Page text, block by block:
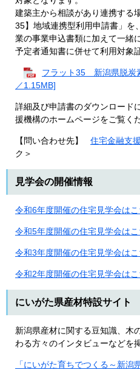
建築主から相談があり連携する
35】地域連携型利用申請書」を
業の事業申込書類に加えて一緒
予定者通知書に併せて利用対象
フラット35 新潟県脱炭
／1.15MB]
詳細及び申請書のダウンロード
援機構のホームページをご覧く
【問い合わせ先】 住宅金融支
ク＞
見学会の開催情報
令和6年度開催の住宅見学会はこ
令和5年度開催の住宅見学会はこ
令和3年度開催の住宅見学会はこ
令和2年度開催の住宅見学会はこ
にいがた県産材特設サイト
新潟県産材に関する豆知識、木
わる方々のインタビューなどを
「にいがた育ちでつくる～新潟